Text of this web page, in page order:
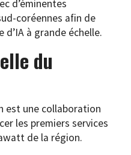
d’éminentes
coréennes afin de
à grande échelle.
du
est une collaboration
les premiers services
de la région.